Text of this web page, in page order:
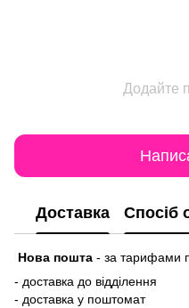
Додайте
Доставка Спосіб
Нова пошта - за тарифами
- доставка до відділення
- доставка у поштомат